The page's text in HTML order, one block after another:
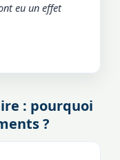
eu un effet
: pourquoi
?